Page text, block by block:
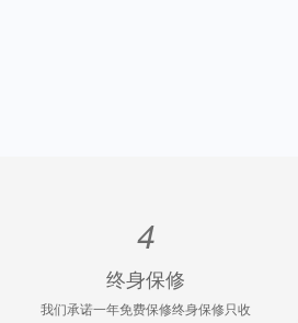
4
终身保修
我们承诺一年免费保修终身保修只收